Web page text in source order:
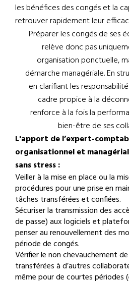
les bénéfices des congés et la
retrouver rapidement leur
Préparer les congés de ses
relève donc pas
organisation ponctuelle,
démarche managériale. En
en clarifiant les
cadre propice à la
renforce à la fois la
bien-être de ses
L'apport de l’expert-
organisationnel et
sans stress :
Veiller à la mise en place ou la
procédures pour une prise en
tâches transférées et confiées.
Sécuriser la transmission des
de passe) aux logiciels et
penser au renouvellement des
période de congés.
Vérifier le non chevauchement
transférées à d’autres
même pour de courtes périodes